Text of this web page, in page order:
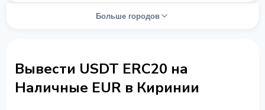
Больше городов
Вывести USDT ERC20 на
Наличные EUR в Киринии